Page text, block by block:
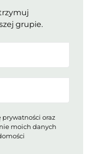
grupie.
oraz
moich danych